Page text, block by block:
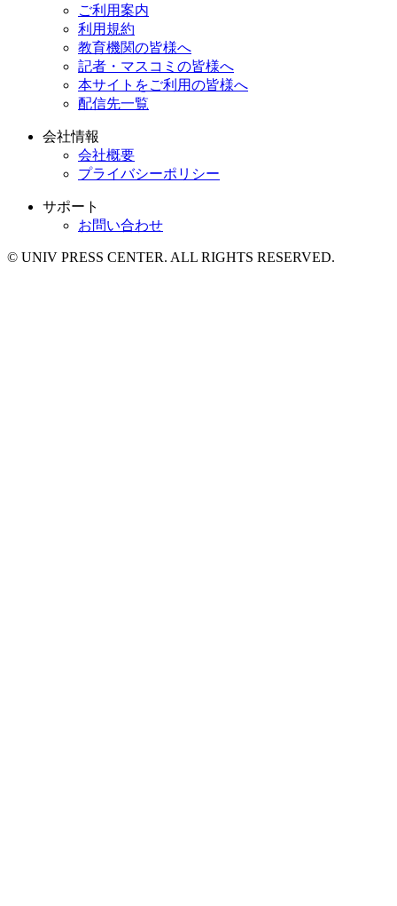
ご利用案内
利用規約
教育機関の皆様へ
記者・マスコミの皆様へ
本サイトをご利用の皆様へ
配信先一覧
会社情報
会社概要
プライバシーポリシー
サポート
お問い合わせ
© UNIV PRESS CENTER. ALL RIGHTS RESERVED.